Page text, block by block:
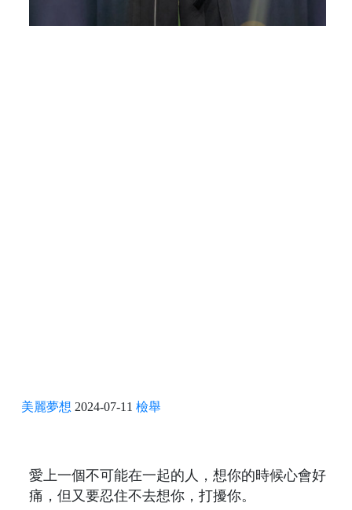
美麗夢想 2024-07-11 檢舉
愛上一個不可能在一起的人，想你的時候心會好
痛，但又要忍住不去想你，打擾你。